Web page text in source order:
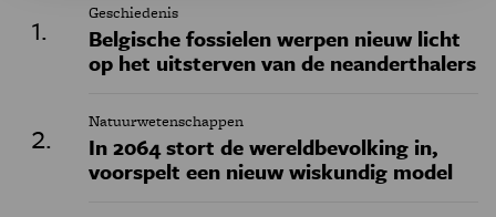
Geschiedenis
Belgische fossielen werpen nieuw licht
op het uitsterven van de neanderthalers
Natuurwetenschappen
In 2064 stort de wereldbevolking in,
voorspelt een nieuw wiskundig model